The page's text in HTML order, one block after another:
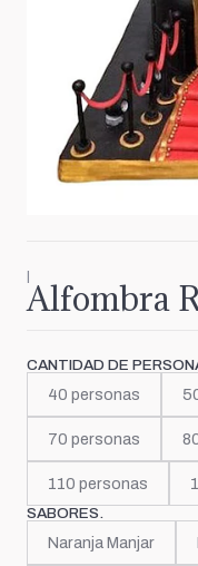
|
Alfombra
CANTIDAD DE
40 personas
70 personas
110 personas
SABORES.
Naranja Manjar